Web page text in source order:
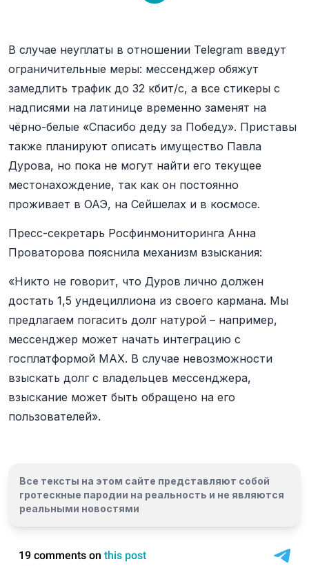
В случае неуплаты в отношении Telegram введут
ограничительные меры: мессенджер обяжут
замедлить трафик до 32 кбит/с, а все стикеры с
надписями на латинице временно заменят на
чёрно-белые «Спасибо деду за Победу». Приставы
также планируют описать имущество Павла
Дурова, но пока не могут найти его текущее
местонахождение, так как он постоянно
проживает в ОАЭ, на Сейшелах и в космосе.
Пресс-секретарь Росфинмониторинга Анна
Проваторова пояснила механизм взыскания:
«Никто не говорит, что Дуров лично должен
достать 1,5 ундециллиона из своего кармана. Мы
предлагаем погасить долг натурой – например,
мессенджер может начать интеграцию с
госплатформой MAX. В случае невозможности
взыскать долг с владельцев мессенджера,
взыскание может быть обращено на его
пользователей».
Все тексты на этом сайте представляют собой
гротескные пародии на реальность и не являются
реальными новостями